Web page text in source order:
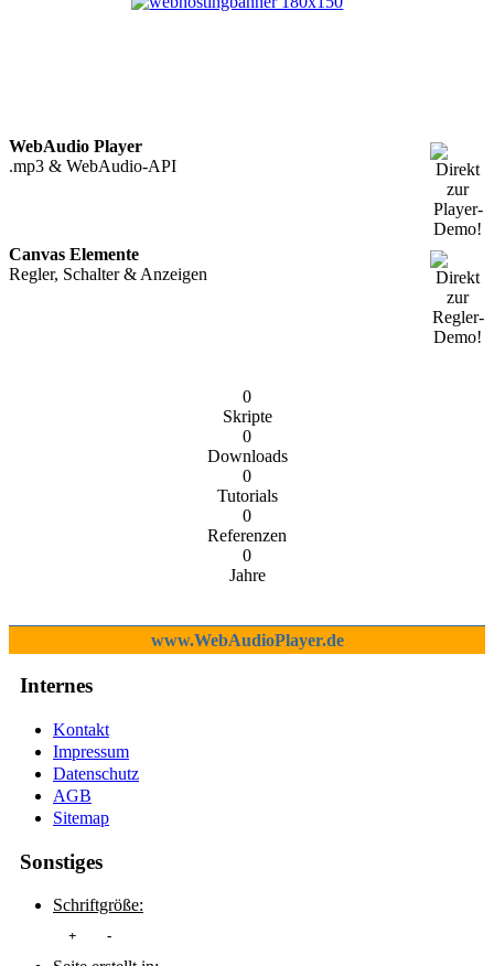
WebAudio Player
.mp3 & WebAudio-API
Canvas Elemente
Regler, Schalter & Anzeigen
0
Skripte
0
Downloads
0
Tutorials
0
Referenzen
0
Jahre
www.WebAudioPlayer.de
Internes
Kontakt
Impressum
Datenschutz
AGB
Sitemap
Sonstiges
Schriftgröße:
+ -